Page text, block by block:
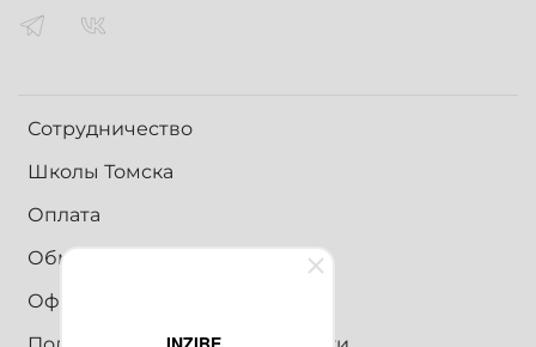
Сотрудничество
Школы Томска
Оплата
Обмен и возврат
Оферта